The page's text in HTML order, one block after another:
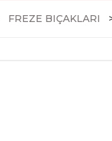
FREZE BIÇAKLARI